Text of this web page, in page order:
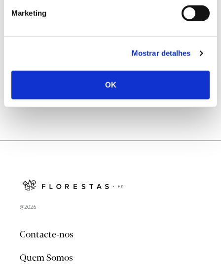
Marketing
Mostrar detalhes
OK
Natureza e florestas procuram jovens voluntários
@2026
Contacte-nos
Quem Somos